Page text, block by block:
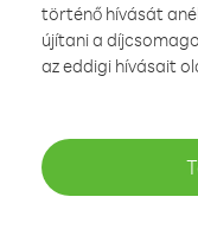
történő hívását
újítani a
az eddigi hívásait